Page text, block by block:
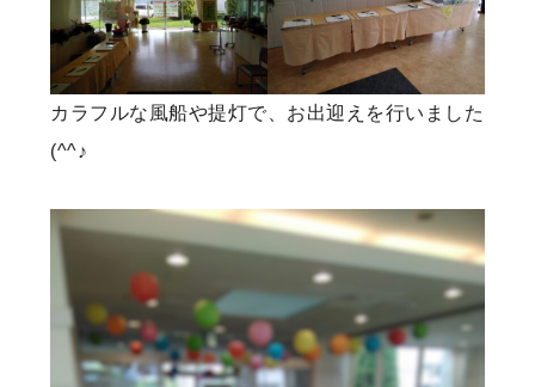
カラフルな風船や提灯で、お出迎えを行いました
(^^♪